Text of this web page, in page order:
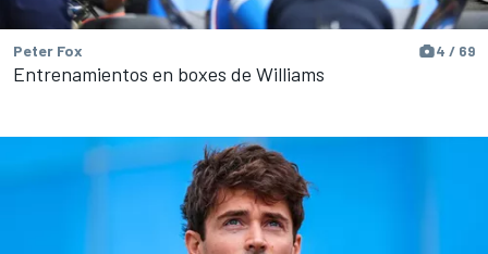
Peter Fox 4 / 69
Entrenamientos en boxes de Williams